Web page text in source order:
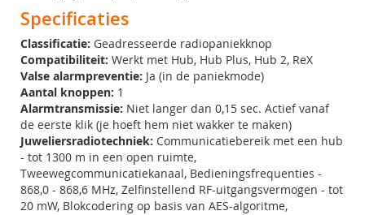
Specificaties
Classificatie: Geadresseerde radiopaniekknop
Compatibiliteit: Werkt met Hub, Hub Plus, Hub 2, ReX
Valse alarmpreventie: Ja (in de paniekmode)
Aantal knoppen: 1
Alarmtransmissie: Niet langer dan 0,15 sec. Actief vanaf
de eerste klik (je hoeft hem niet wakker te maken)
Juweliersradiotechniek: Communicatiebereik met een hub
- tot 1300 m in een open ruimte,
Tweewegcommunicatiekanaal, Bedieningsfrequenties -
868,0 - 868,6 MHz, Zelfinstellend RF-uitgangsvermogen - tot
20 mW, Blokcodering op basis van AES-algoritme,